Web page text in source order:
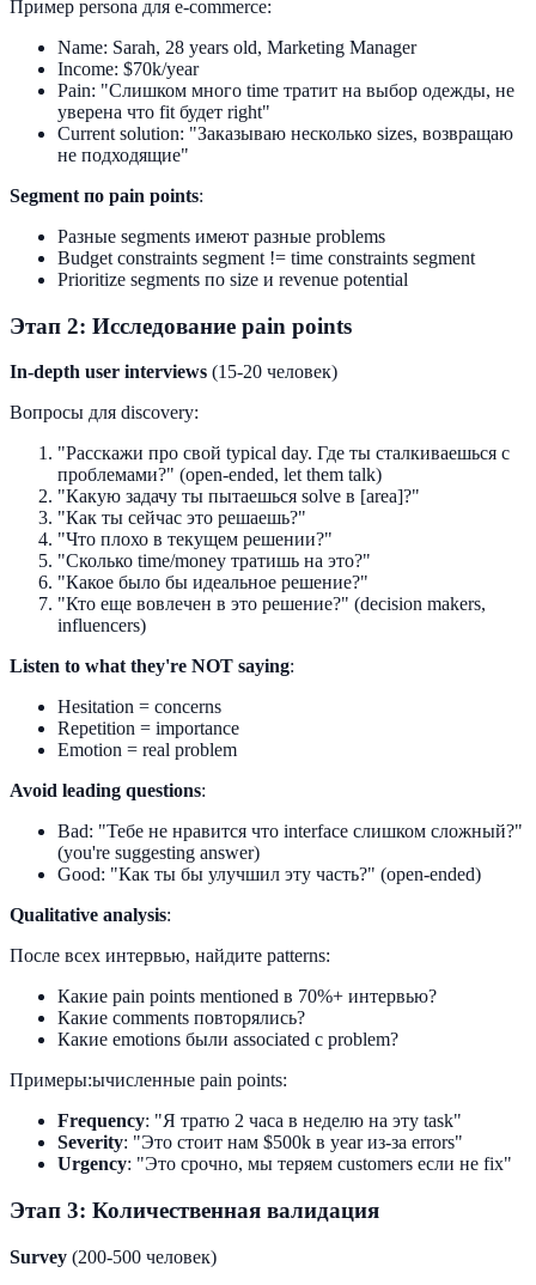
Пример persona для e-commerce:
Name: Sarah, 28 years old, Marketing Manager
Income: $70k/year
Pain: "Слишком много time тратит на выбор одежды, не
уверена что fit будет right"
Current solution: "Заказываю несколько sizes, возвращаю
не подходящие"
Segment по pain points:
Разные segments имеют разные problems
Budget constraints segment != time constraints segment
Prioritize segments по size и revenue potential
Этап 2: Исследование pain points
In-depth user interviews (15-20 человек)
Вопросы для discovery:
"Расскажи про свой typical day. Где ты сталкиваешься с
проблемами?" (open-ended, let them talk)
"Какую задачу ты пытаешься solve в [area]?"
"Как ты сейчас это решаешь?"
"Что плохо в текущем решении?"
"Сколько time/money тратишь на это?"
"Какое было бы идеальное решение?"
"Кто еще вовлечен в это решение?" (decision makers,
influencers)
Listen to what they're NOT saying:
Hesitation = concerns
Repetition = importance
Emotion = real problem
Avoid leading questions:
Bad: "Тебе не нравится что interface слишком сложный?"
(you're suggesting answer)
Good: "Как ты бы улучшил эту часть?" (open-ended)
Qualitative analysis:
После всех интервью, найдите patterns:
Какие pain points mentioned в 70%+ интервью?
Какие comments повторялись?
Какие emotions были associated с problem?
Примеры:ычисленные pain points:
Frequency: "Я тратю 2 часа в неделю на эту task"
Severity: "Это стоит нам $500k в year из-за errors"
Urgency: "Это срочно, мы теряем customers если не fix"
Этап 3: Количественная валидация
Survey (200-500 человек)